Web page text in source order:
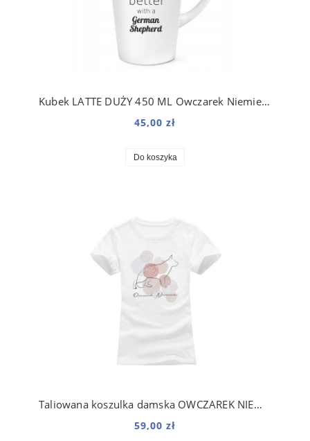
Kubek LATTE DUŻY 450 ML Owczarek Niemiecki
45,00 zł
Do koszyka
Taliowana koszulka damska OWCZAREK NIEMIECKI kolekcja Boho
59,00 zł